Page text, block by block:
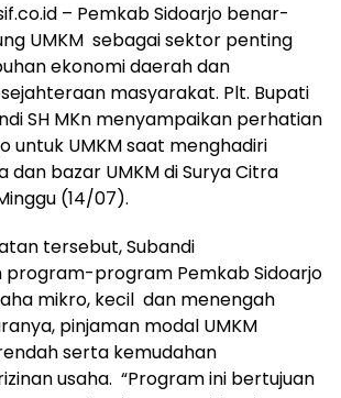
– Pemkab Sidoarjo benar-
UMKM sebagai sektor penting
ekonomi daerah dan
masyarakat. Plt. Bupati
SH MKn menyampaikan perhatian
untuk UMKM saat menghadiri
dan bazar UMKM di Surya Citra
(14/07).
tersebut, Subandi
program-program Pemkab Sidoarjo
mikro, kecil dan menengah
pinjaman modal UMKM
serta kemudahan
usaha. “Program ini bertujuan